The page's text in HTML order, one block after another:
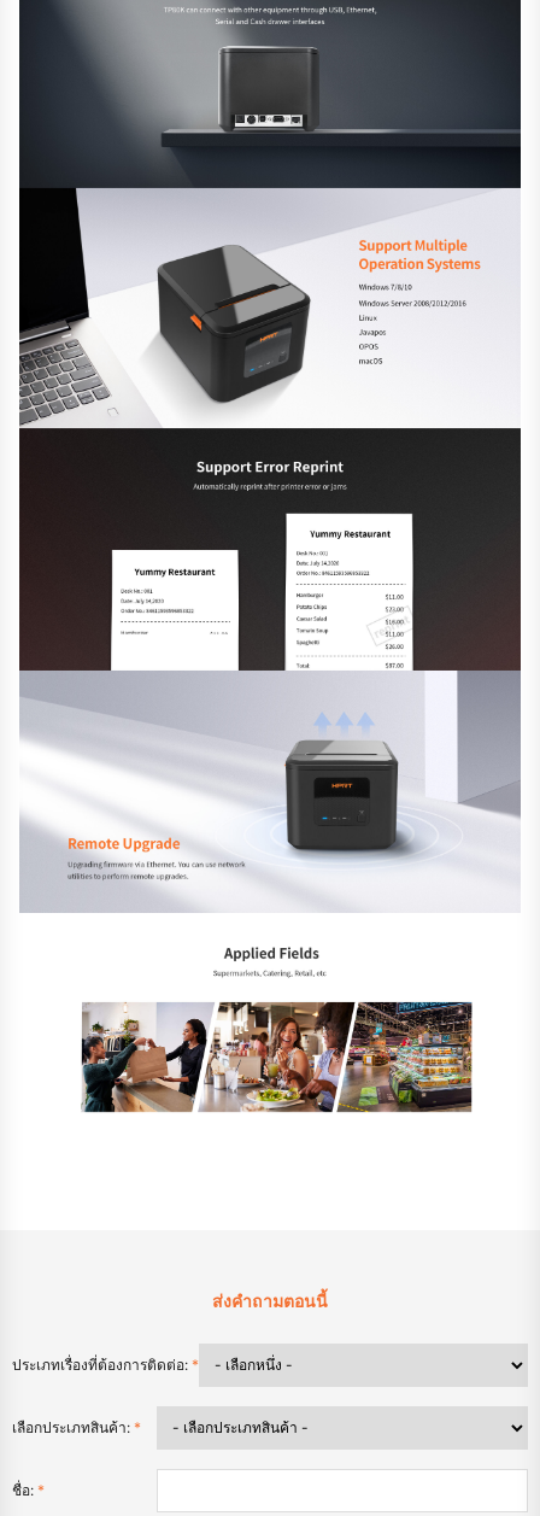
ส่งคำถามตอนนี้
ประเภทเรื่องที่ต้องการติดต่อ: *
เลือกประเภทสินค้า: *
ชื่อ: *